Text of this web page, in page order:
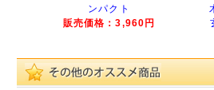
ンパクト
販売価格：3,960円